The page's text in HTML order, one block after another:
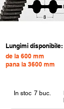
Lungimi disponibile:
de la 600 mm
pana la 3600 mm
In stoc 7 buc.